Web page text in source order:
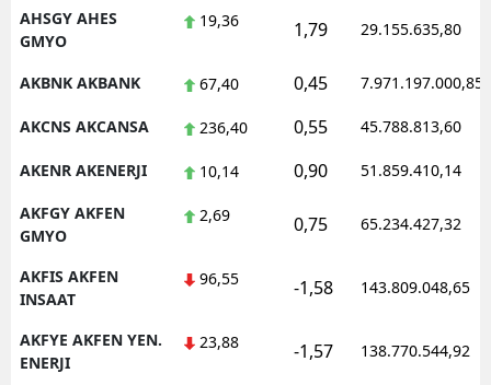
Kastamonu
Kütahya
AHSGY AHES
GMYO
19,36 1,79 29.155.635,80
AKBNK AKBANK 67,40 0,45 7.971.197.000,85
AKCNS AKCANSA 236,40 0,55 45.788.813,60
AKENR AKENERJI 10,14 0,90 51.859.410,14
AKFGY AKFEN
GMYO
2,69 0,75 65.234.427,32
AKFIS AKFEN
INSAAT
96,55 -1,58 143.809.048,65
AKFYE AKFEN YEN.
ENERJI
23,88 -1,57 138.770.544,92